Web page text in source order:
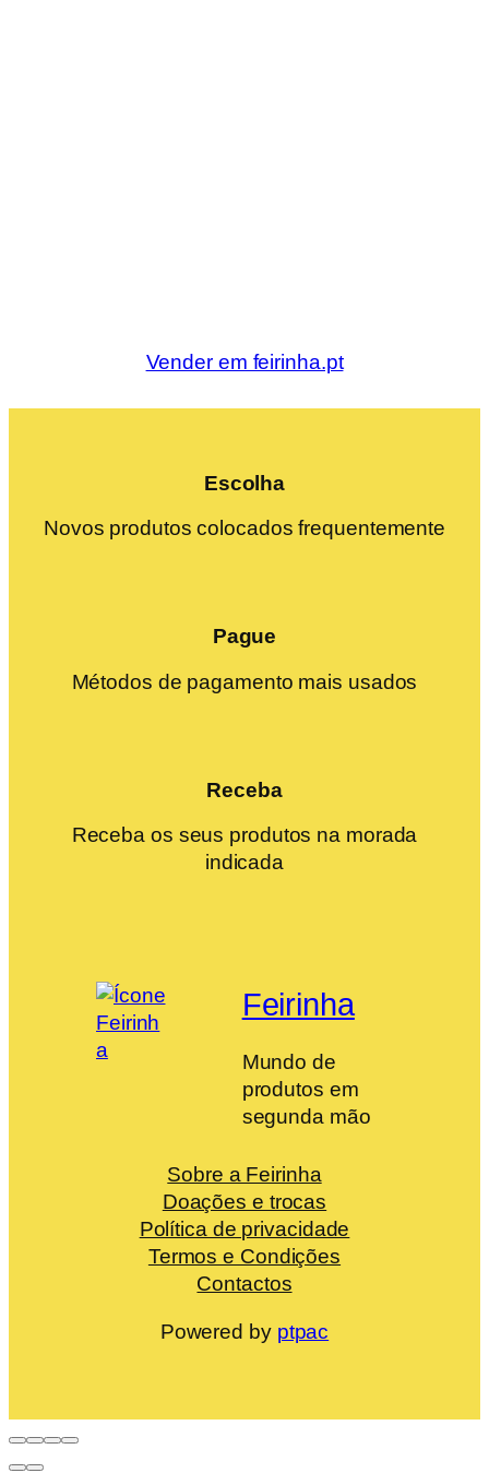
Vender em feirinha.pt
Escolha
Novos produtos colocados frequentemente
Pague
Métodos de pagamento mais usados
Receba
Receba os seus produtos na morada
indicada
Feirinha
Mundo de
produtos em
segunda mão
Sobre a Feirinha
Doações e trocas
Política de privacidade
Termos e Condições
Contactos
Powered by ptpac